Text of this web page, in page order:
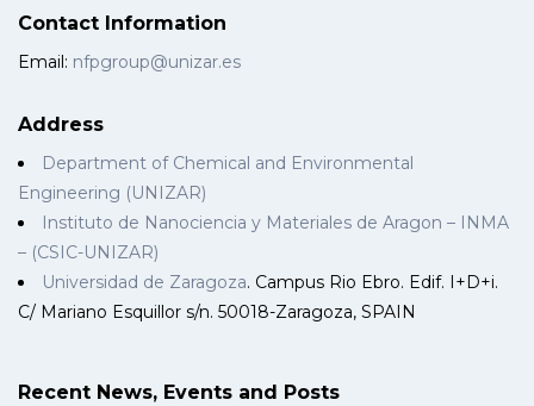
Contact Information
Email: nfpgroup@unizar.es
Address
Department of Chemical and Environmental
Engineering (UNIZAR)
Instituto de Nanociencia y Materiales de Aragon – INMA
– (CSIC-UNIZAR)
Universidad de Zaragoza. Campus Rio Ebro. Edif. I+D+i.
C/ Mariano Esquillor s/n. 50018-Zaragoza, SPAIN
Recent News, Events and Posts